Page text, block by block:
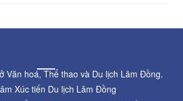
Văn hoá, Thể thao và Du lịch Lâm Đồng.
Xúc tiến Du lịch Lâm Đồng